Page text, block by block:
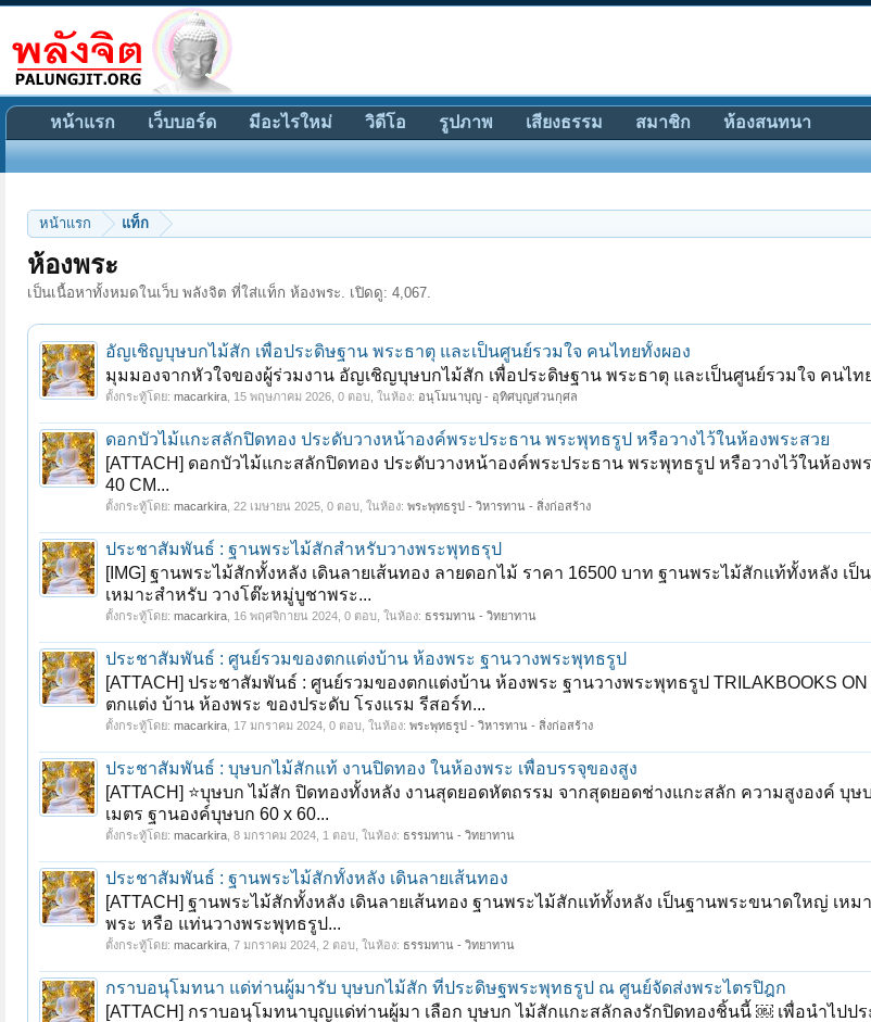
หน้าแรก แท็ก
ห้องพระ
เป็นเนื้อหาทั้งหมดในเว็บ พลังจิต ที่ใส่แท็ก ห้องพระ. เปิดดู: 4,067.
อัญเชิญบุษบกไม้สัก เพื่อประดิษฐาน พระธาตุ และเป็นศูนย์รวมใจ คนไทยทั้งผอง
มุมมองจากหัวใจของผู้ร่วมงาน อัญเชิญบุษบกไม้สัก เพื่อประดิษฐาน พระธาตุ และเป็นศูนย์รวมใจ คนไท
ตั้งกระทู้โดย: macarkira 15 พฤษภาคม 2026 , 0 ตอบ, ในห้อง: อนุโมนาบุญ - อุทิศบุญส่วนกุศล
ดอกบัวไม้แกะสลักปิดทอง ประดับวางหน้าองค์พระประธาน พระพุทธรูป หรือวางไว้ในห้องพระสวย
[ATTACH] ดอกบัวไม้แกะสลักปิดทอง ประดับวางหน้าองค์พระประธาน พระพุทธรูป หรือวางไว้ในห้องพ
40 CM...
ตั้งกระทู้โดย: macarkira 22 เมษายน 2025 , 0 ตอบ, ในห้อง: พระพุทธรูป - วิหารทาน - สิ่งก่อสร้าง
ประชาสัมพันธ์ : ฐานพระไม้สักสำหรับวางพระพุทธรุป
[IMG] ฐานพระไม้สักทั้งหลัง เดินลายเส้นทอง ลายดอกไม้ ราคา 16500 บาท ฐานพระไม้สักแท้ทั้งหลัง เ
เหมาะสำหรับ วางโต๊ะหมู่บูชาพระ...
ตั้งกระทู้โดย: macarkira 16 พฤศจิกายน 2024 , 0 ตอบ, ในห้อง: ธรรมทาน - วิทยาทาน
ประชาสัมพันธ์ : ศูนย์รวมของตกแต่งบ้าน ห้องพระ ฐานวางพระพุทธรูป
[ATTACH] ประชาสัมพันธ์ : ศูนย์รวมของตกแต่งบ้าน ห้องพระ ฐานวางพระพุทธรูป TRILAKBOOKS
ตกแต่ง บ้าน ห้องพระ ของประดับ โรงแรม รีสอร์ท...
ตั้งกระทู้โดย: macarkira 17 มกราคม 2024 , 0 ตอบ, ในห้อง: พระพุทธรูป - วิหารทาน - สิ่งก่อสร้าง
ประชาสัมพันธ์ : บุษบกไม้สักแท้ งานปิดทอง ในห้องพระ เพื่อบรรจุของสูง
[ATTACH] ⭐️บุษบก ไม้สัก ปิดทองทั้งหลัง งานสุดยอดหัตถรรม จากสุดยอดช่างแกะสลัก ความสูงองค์ บุษ
เมตร ฐานองค์บุษบก 60 x 60...
ตั้งกระทู้โดย: macarkira 8 มกราคม 2024 , 1 ตอบ, ในห้อง: ธรรมทาน - วิทยาทาน
ประชาสัมพันธ์ : ฐานพระไม้สักทั้งหลัง เดินลายเส้นทอง
[ATTACH] ฐานพระไม้สักทั้งหลัง เดินลายเส้นทอง ฐานพระไม้สักแท้ทั้งหลัง เป็นฐานพระขนาดใหญ่ เหม
พระ หรือ แท่นวางพระพุทธรูป...
ตั้งกระทู้โดย: macarkira 7 มกราคม 2024 , 2 ตอบ, ในห้อง: ธรรมทาน - วิทยาทาน
กราบอนุโมทนา แด่ท่านผู้มารับ บุษบกไม้สัก ที่ประดิษฐพระพุทธรูป ณ ศูนย์จัดส่งพระไตรปิฎก
[ATTACH] กราบอนุโมทนาบุญแด่ท่านผู้มา เลือก บุษบก ไม้สักแกะสลักลงรักปิดทองชิ้นนี้ ￼ เพื่อนำไปป
หน้าแรก เว็บบอร์ด มีอะไรใหม่ วิดีโอ รูปภาพ เสียงธรรม สมาชิก ห้องสนทนา